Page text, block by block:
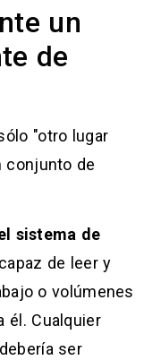
un
de
"otro lugar
conjunto de
sistema de
de leer y
o volúmenes
él. Cualquier
ser